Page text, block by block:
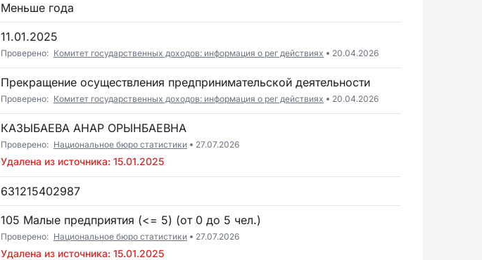
Меньше года
11.01.2025
Проверено: Комитет государственных доходов: информация о рег действиях 20.04.2026
Прекращение осуществления предпринимательской деятельности
Проверено: Комитет государственных доходов: информация о рег действиях 20.04.2026
КАЗЫБАЕВА АНАР ОРЫНБАЕВНА
Проверено: Национальное бюро статистики 27.07.2026
Удалена из источника: 15.01.2025
631215402987
105 Малые предприятия (<= 5) (от 0 до 5 чел.)
Проверено: Национальное бюро статистики 27.07.2026
Удалена из источника: 15.01.2025